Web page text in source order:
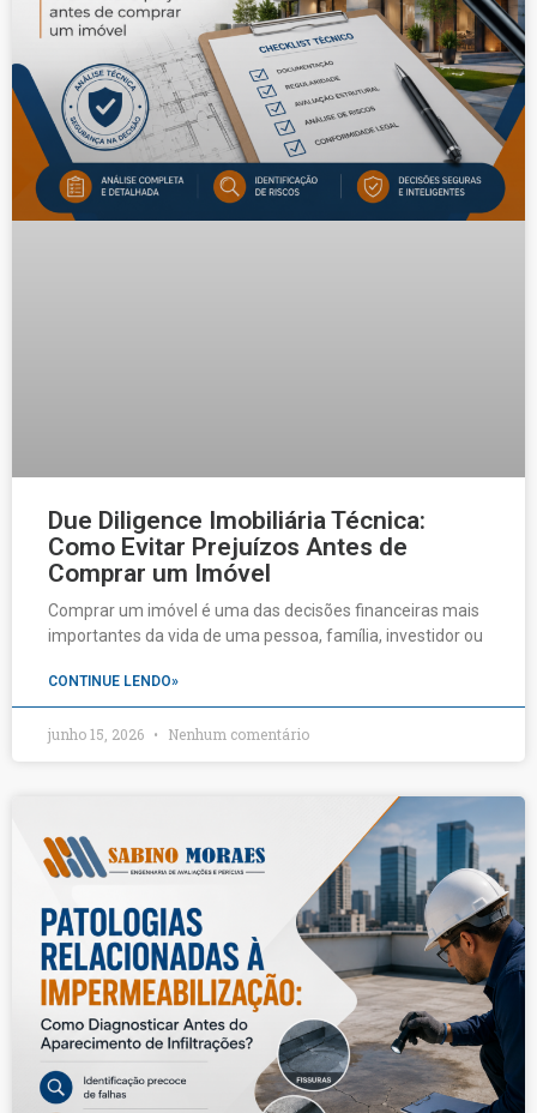
Due Diligence Imobiliária Técnica:
Como Evitar Prejuízos Antes de
Comprar um Imóvel
Comprar um imóvel é uma das decisões financeiras mais
importantes da vida de uma pessoa, família, investidor ou
CONTINUE LENDO»
junho 15, 2026 Nenhum comentário